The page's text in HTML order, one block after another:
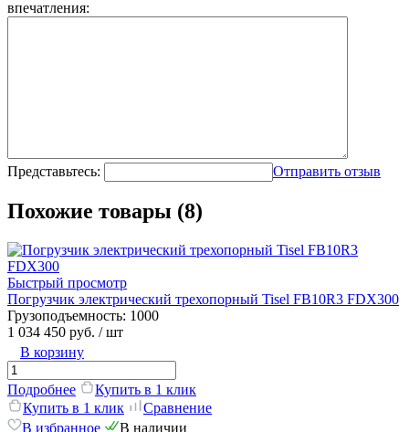
впечатления:
Представьтесь: Отправить отзыв
Похожие товары (8)
Быстрый просмотр
Погрузчик электрический трехопорный Tisel FB10R3 FDX300
Грузоподъемность: 1000
1 034 450 руб. / шт
В корзину
Подробнее
Купить в 1 клик
Купить в 1 клик
Сравнение
В избранное
В наличии